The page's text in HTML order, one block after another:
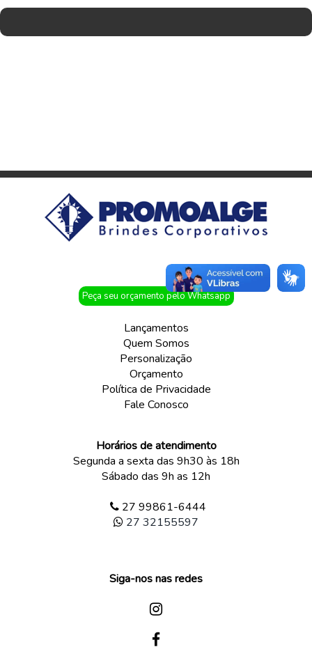
Peça seu orçamento pelo Whatsapp
Lançamentos
Quem Somos
Personalização
Orçamento
Política de Privacidade
Fale Conosco
Horários de atendimento
Segunda a sexta das 9h30 às 18h
Sábado das 9h as 12h
27 99861-6444
27 32155597
Siga-nos nas redes